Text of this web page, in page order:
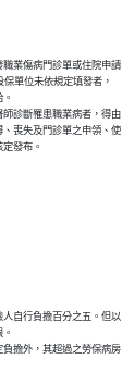
業傷病門診單或住院申請
單位未依規定填發者，
診斷罹患職業病者，得由
喪失及門診單之申領、使
發布。
自行負擔百分之五。但以
擔外，其超過之勞保病房